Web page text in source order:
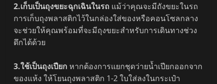
2.เก็บเป็นถุงขยะฉุกเฉินในรถ แม้ว่าคุณจะมีถังขยะในรถ
การเก็บถุงพลาสติกไว้ในกล่องใส่ของหรือคอนโซลกลาง
จะช่วยให้คุณพร้อมที่จะมีถุงขยะสำหรับการเดินทางช่วง
ดึกได้ด้วย
3.ใช้เป็นถุงเปียก หากต้องการแยกชุดว่ายน้ำเปียกออกจาก
ของแห้ง ให้โยนถุงพลาสติก 1-2 ใบใส่ลงในกระเป๋า